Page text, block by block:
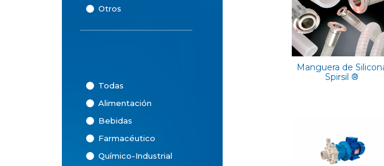
Otros
Todas
Alimentación
Bebidas
Farmacéutico
Químico-Industrial
Manguera de
Spirsil ®